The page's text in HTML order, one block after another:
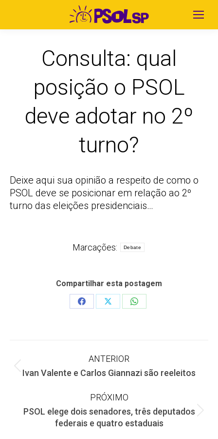
Consulta: qual
posição o PSOL
deve adotar no 2º
turno?
Deixe aqui sua opinião a respeito de como o
PSOL deve se posicionar em relação ao 2º
turno das eleições presidenciais…
Marcações: Debate
Compartilhar esta postagem
Share
Share
Share
Navegação
de
post:
ANTERIOR
Post
Ivan Valente e Carlos Giannazi são reeleitos
PRÓXIMO
Próximo
post:
PSOL elege dois senadores, três deputados
federais e quatro estaduais